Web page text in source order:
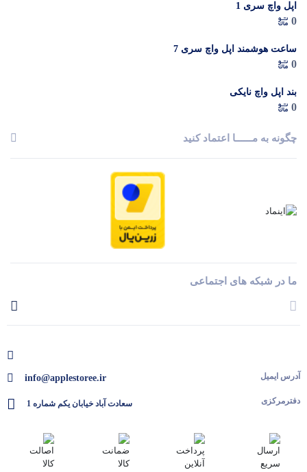
اپل واچ سری 1
0
ساعت هوشمند اپل واچ سری 7
0
بند اپل واچ نایکی
0
چگونه به مــــــا اعتماد کنید
ما در شبکه های اجتماعی
آدرس ایمیل
دفترمرکزی
info@applestoree.ir
سعادت آباد خیابان یکم شماره 1